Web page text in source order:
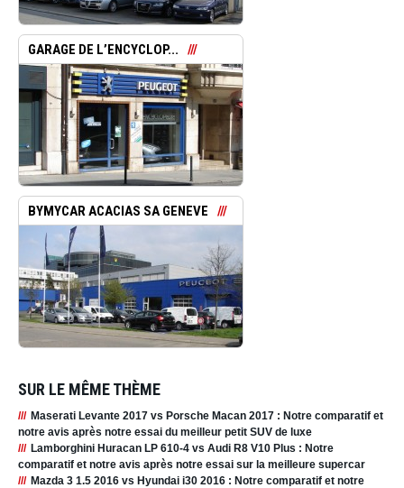
GARAGE DE L’ENCYCLOP...
BYMYCAR ACACIAS SA GENEVE
SUR LE MÊME THÈME
Maserati Levante 2017 vs Porsche Macan 2017 : Notre comparatif et
notre avis après notre essai du meilleur petit SUV de luxe
Lamborghini Huracan LP 610-4 vs Audi R8 V10 Plus : Notre
comparatif et notre avis après notre essai sur la meilleure supercar
Mazda 3 1.5 2016 vs Hyundai i30 2016 : Notre comparatif et notre